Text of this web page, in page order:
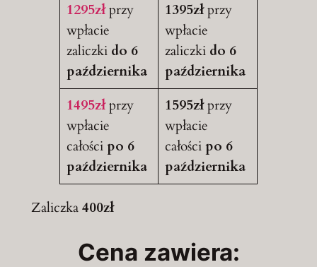
1295złprzy
wpłacie
zaliczki do 6
października
1395złprzy
wpłacie
zaliczki do 6
października
1495złprzy
wpłacie
całościpo 6
października
1595złprzy
wpłacie
całościpo 6
października
Zaliczka400zł
Cena zawiera: